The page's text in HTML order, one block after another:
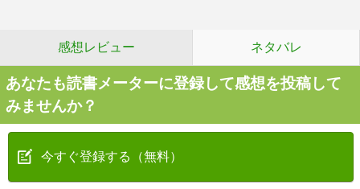
感想レビュー ネタバレ
あなたも読書メーターに登録して感想を投稿して
みませんか？
今すぐ登録する（無料）